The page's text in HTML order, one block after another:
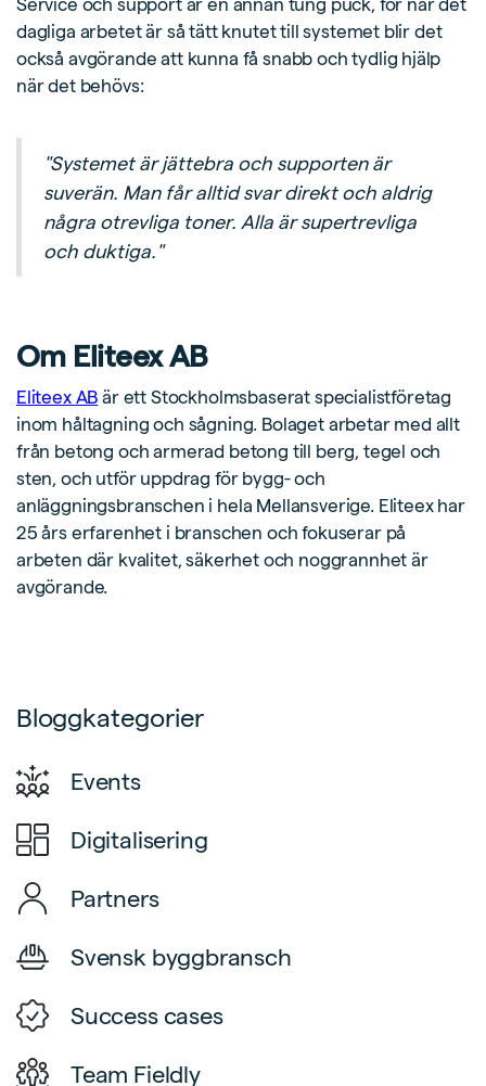
Service och support är en annan tung puck, för när det
dagliga arbetet är så tätt knutet till systemet blir det
också avgörande att kunna få snabb och tydlig hjälp
när det behövs:
"Systemet är jättebra och supporten är
suverän. Man får alltid svar direkt och aldrig
några otrevliga toner. Alla är supertrevliga
och duktiga."
Om Eliteex AB
Eliteex AB är ett Stockholmsbaserat specialistföretag
inom håltagning och sågning. Bolaget arbetar med allt
från betong och armerad betong till berg, tegel och
sten, och utför uppdrag för bygg- och
anläggningsbranschen i hela Mellansverige. Eliteex har
25 års erfarenhet i branschen och fokuserar på
arbeten där kvalitet, säkerhet och noggrannhet är
avgörande.
Bloggkategorier
Events
Digitalisering
Partners
Svensk byggbransch
Success cases
Team Fieldly